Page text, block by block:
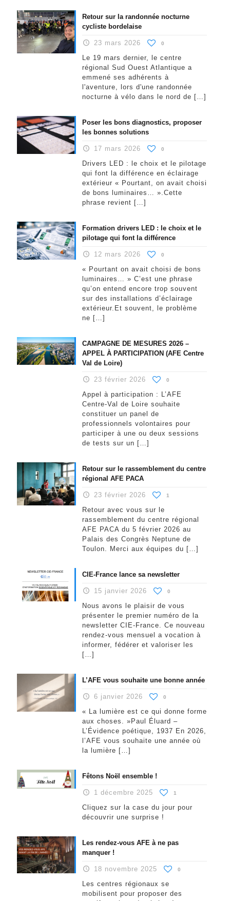
Retour sur la randonnée nocturne
cycliste bordelaise
23 mars 2026 0
Le 19 mars dernier, le centre
régional Sud Ouest Atlantique a
emmené ses adhérents à
l'aventure, lors d'une randonnée
nocturne à vélo dans le nord de […]
Poser les bons diagnostics, proposer
les bonnes solutions
17 mars 2026 0
Drivers LED : le choix et le pilotage
qui font la différence en éclairage
extérieur « Pourtant, on avait choisi
de bons luminaires… ».Cette
phrase revient […]
Formation drivers LED : le choix et le
pilotage qui font la différence
12 mars 2026 0
« Pourtant on avait choisi de bons
luminaires… » C’est une phrase
qu’on entend encore trop souvent
sur des installations d’éclairage
extérieur.Et souvent, le problème
ne […]
CAMPAGNE DE MESURES 2026 –
APPEL À PARTICIPATION (AFE Centre
Val de Loire)
23 février 2026 0
Appel à participation : L’AFE
Centre-Val de Loire souhaite
constituer un panel de
professionnels volontaires pour
participer à une ou deux sessions
de tests sur un […]
Retour sur le rassemblement du centre
régional AFE PACA
23 février 2026 1
Retour avec vous sur le
rassemblement du centre régional
AFE PACA du 5 février 2026 au
Palais des Congrès Neptune de
Toulon. Merci aux équipes du […]
CIE-France lance sa newsletter
15 janvier 2026 0
Nous avons le plaisir de vous
présenter le premier numéro de la
newsletter CIE-France. Ce nouveau
rendez-vous mensuel a vocation à
informer, fédérer et valoriser les
[…]
L’AFE vous souhaite une bonne année
6 janvier 2026 0
« La lumière est ce qui donne forme
aux choses. »Paul Éluard –
L’Évidence poétique, 1937 En 2026,
l’AFE vous souhaite une année où
la lumière […]
Fêtons Noël ensemble !
1 décembre 2025 1
Cliquez sur la case du jour pour
découvrir une surprise !
Les rendez-vous AFE à ne pas
manquer !
18 novembre 2025 0
Les centres régionaux se
mobilisent pour proposer des